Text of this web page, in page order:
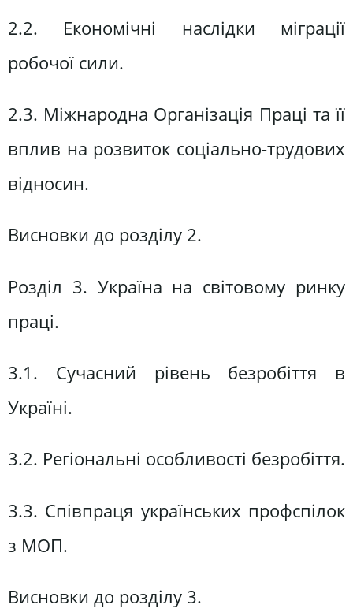
2.2. Економічні наслідки міграції
робочої сили.
2.3. Міжнародна Організація Праці та її
вплив на розвиток соціально-трудових
відносин.
Висновки до розділу 2.
Розділ 3. Україна на світовому ринку
праці.
3.1. Сучасний рівень безробіття в
Україні.
3.2. Регіональні особливості безробіття.
3.3. Співпраця українських профспілок
з МОП.
Висновки до розділу 3.